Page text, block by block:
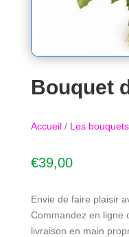
Bouquet
Accueil/ Les
€39,00
Envie de faire plaisir
Commandez en ligne
livraison en main